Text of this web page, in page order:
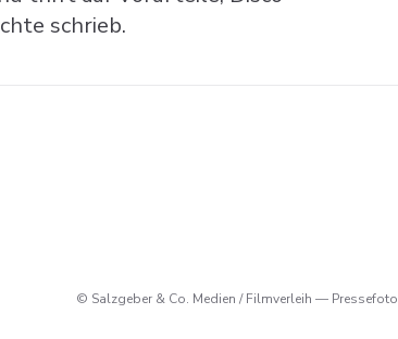
schrieb.
© Salzgeber & Co. Medien / Filmverleih — Pressefoto